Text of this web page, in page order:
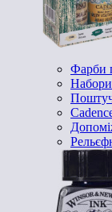
Фарби
Набори